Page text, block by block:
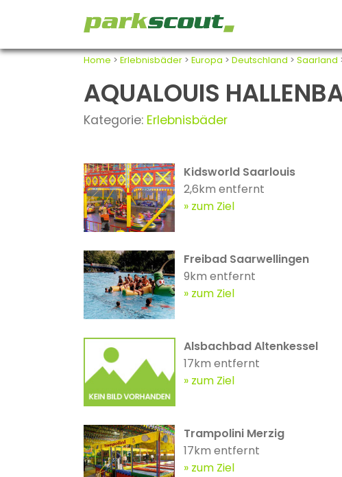
Home > Erlebnisbäder > Europa > Deutschland > Saarland
AQUALOUIS
Kategorie: Erlebnisbäder
Kidsworld Saarlouis
2,6km entfernt
zum Ziel
Freibad Saarwellingen
9km entfernt
zum Ziel
Alsbachbad Altenkessel
17km entfernt
zum Ziel
Trampolini Merzig
17km entfernt
zum Ziel